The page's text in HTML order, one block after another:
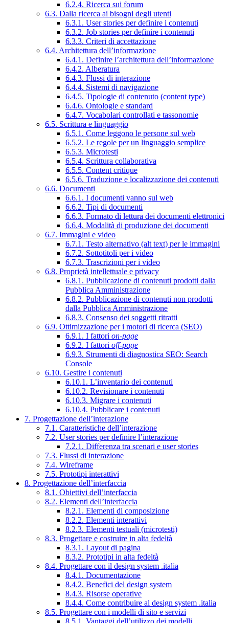
6.2.4. Ricerca sui forum
6.3. Dalla ricerca ai bisogni degli utenti
6.3.1. User stories per definire i contenuti
6.3.2. Job stories per definire i contenuti
6.3.3. Criteri di accettazione
6.4. Architettura dell’informazione
6.4.1. Definire l’architettura dell’informazione
6.4.2. Alberatura
6.4.3. Flussi di interazione
6.4.4. Sistemi di navigazione
6.4.5. Tipologie di contenuto (content type)
6.4.6. Ontologie e standard
6.4.7. Vocabolari controllati e tassonomie
6.5. Scrittura e linguaggio
6.5.1. Come leggono le persone sul web
6.5.2. Le regole per un linguaggio semplice
6.5.3. Microtesti
6.5.4. Scrittura collaborativa
6.5.5. Content critique
6.5.6. Traduzione e localizzazione dei contenuti
6.6. Documenti
6.6.1. I documenti vanno sul web
6.6.2. Tipi di documenti
6.6.3. Formato di lettura dei documenti elettronici
6.6.4. Modalità di produzione dei documenti
6.7. Immagini e video
6.7.1. Testo alternativo (alt text) per le immagini
6.7.2. Sottotitoli per i video
6.7.3. Trascrizioni per i video
6.8. Proprietà intellettuale e privacy
6.8.1. Pubblicazione di contenuti prodotti dalla
Pubblica Amministrazione
6.8.2. Pubblicazione di contenuti non prodotti
dalla Pubblica Amministrazione
6.8.3. Consenso dei soggetti ritratti
6.9. Ottimizzazione per i motori di ricerca (SEO)
6.9.1. I fattori on-page
6.9.2. I fattori off-page
6.9.3. Strumenti di diagnostica SEO: Search
Console
6.10. Gestire i contenuti
6.10.1. L’inventario dei contenuti
6.10.2. Revisionare i contenuti
6.10.3. Migrare i contenuti
6.10.4. Pubblicare i contenuti
7. Progettazione dell’interazione
7.1. Caratteristiche dell’interazione
7.2. User stories per definire l’interazione
7.2.1. Differenza tra scenari e user stories
7.3. Flussi di interazione
7.4. Wireframe
7.5. Prototipi interattivi
8. Progettazione dell’interfaccia
8.1. Obiettivi dell’interfaccia
8.2. Elementi dell’interfaccia
8.2.1. Elementi di composizione
8.2.2. Elementi interattivi
8.2.3. Elementi testuali (microtesti)
8.3. Progettare e costruire in alta fedeltà
8.3.1. Layout di pagina
8.3.2. Prototipi in alta fedeltà
8.4. Progettare con il design system .italia
8.4.1. Documentazione
8.4.2. Benefici del design system
8.4.3. Risorse operative
8.4.4. Come contribuire al design system .italia
8.5. Progettare con i modelli di sito e servizi
8.5.1. Vantaggi dell’utilizzo dei modelli